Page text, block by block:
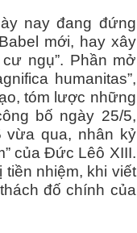
nay đang đứng
mới, hay xây
ngụ”. Phần mở
humanitas”,
tóm lược những
bố ngày 25/5,
vừa qua, nhân kỷ
của Đức Lêô XIII.
nhiệm, khi viết
đố chính của